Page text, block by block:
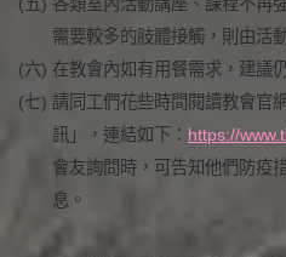
需要較多的肢體接觸，則由活
(六) 在教會內如有用餐需求，建議
(七) 請同工們花些時間閱讀教會官
訊」，連結如下： https://
會友詢問時，可告知他們防疫
息。